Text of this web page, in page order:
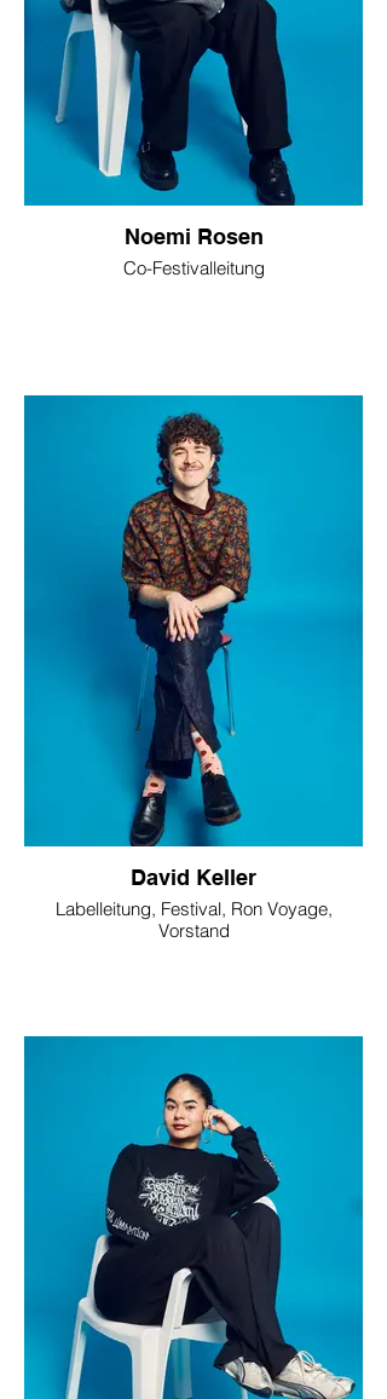
Noemi Rosen
Co-Festivalleitung
David Keller
Labelleitung, Festival, Ron Voyage,
Vorstand